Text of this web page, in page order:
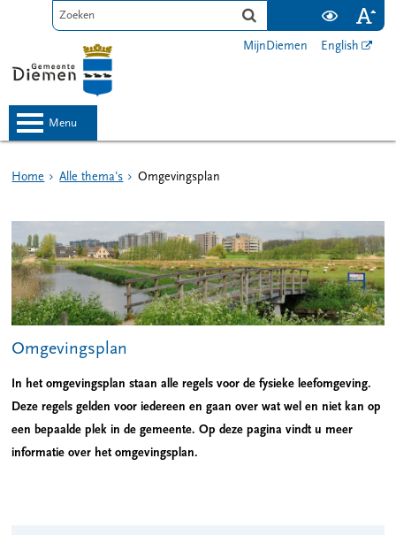
MijnDiemen English
menu
Home Alle thema's Omgevingsplan
Omgevingsplan
In het omgevingsplan staan alle regels voor de fysieke leefomgeving.
Deze regels gelden voor iedereen en gaan over wat wel en niet kan op
een bepaalde plek in de gemeente. Op deze pagina vindt u meer
informatie over het omgevingsplan.